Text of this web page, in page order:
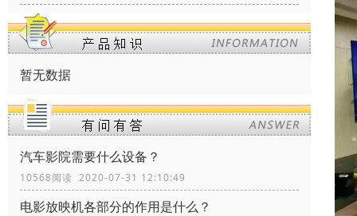
暂无数据
汽车影院需要什么设备？
10568阅读 2020-07-31 12:10:49
电影放映机各部分的作用是什么？